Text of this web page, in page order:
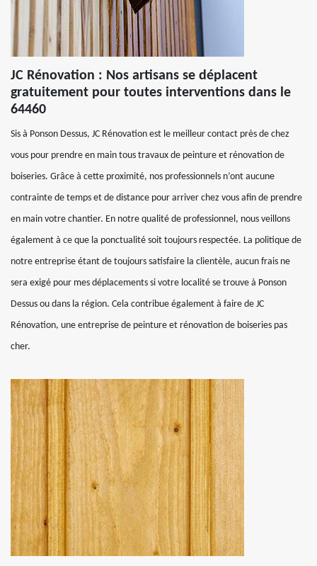
JC Rénovation : Nos artisans se déplacent
gratuitement pour toutes interventions dans le
64460
Sis à Ponson Dessus, JC Rénovation est le meilleur contact près de chez
vous pour prendre en main tous travaux de peinture et rénovation de
boiseries. Grâce à cette proximité, nos professionnels n’ont aucune
contrainte de temps et de distance pour arriver chez vous afin de prendre
en main votre chantier. En notre qualité de professionnel, nous veillons
également à ce que la ponctualité soit toujours respectée. La politique de
notre entreprise étant de toujours satisfaire la clientèle, aucun frais ne
sera exigé pour mes déplacements si votre localité se trouve à Ponson
Dessus ou dans la région. Cela contribue également à faire de JC
Rénovation, une entreprise de peinture et rénovation de boiseries pas
cher.